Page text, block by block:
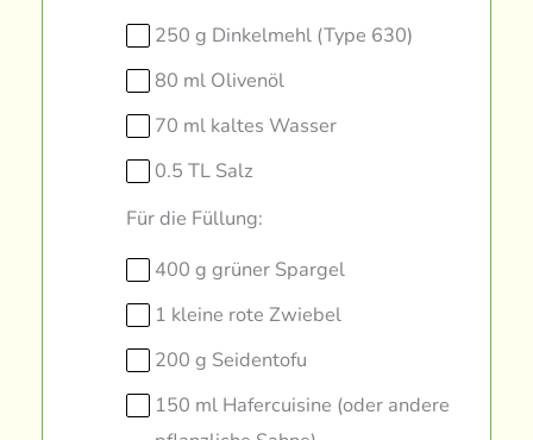
250 g Dinkelmehl (Type 630)
80 ml Olivenöl
70 ml kaltes Wasser
0.5 TL Salz
Für die Füllung:
400 g grüner Spargel
1 kleine rote Zwiebel
200 g Seidentofu
150 ml Hafercuisine (oder andere